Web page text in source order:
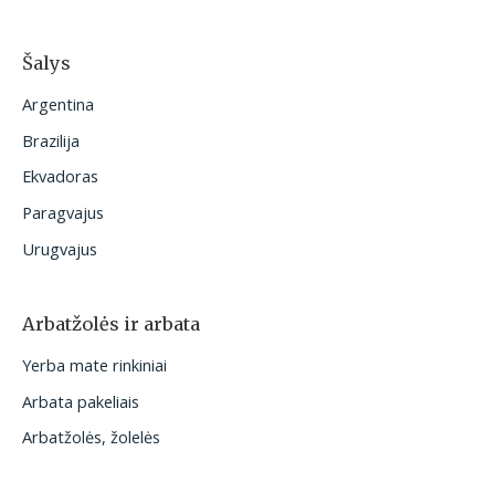
Šalys
Argentina
Brazilija
Ekvadoras
Paragvajus
Urugvajus
Arbatžolės ir arbata
Yerba mate rinkiniai
Arbata pakeliais
Arbatžolės, žolelės